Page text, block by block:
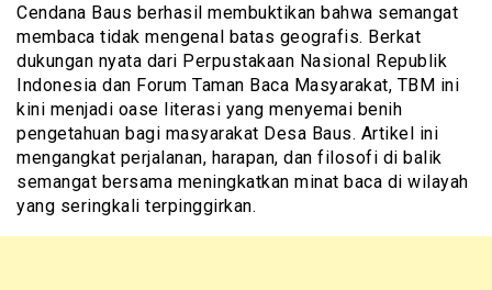
Cendana Baus berhasil membuktikan bahwa semangat
membaca tidak mengenal batas geografis. Berkat
dukungan nyata dari Perpustakaan Nasional Republik
Indonesia dan Forum Taman Baca Masyarakat, TBM ini
kini menjadi oase literasi yang menyemai benih
pengetahuan bagi masyarakat Desa Baus. Artikel ini
mengangkat perjalanan, harapan, dan filosofi di balik
semangat bersama meningkatkan minat baca di wilayah
yang seringkali terpinggirkan.